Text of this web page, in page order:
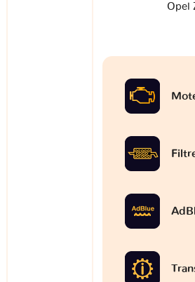
Opel